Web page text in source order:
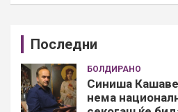
Последни
БОЛДИРАНО
Синиша
нема